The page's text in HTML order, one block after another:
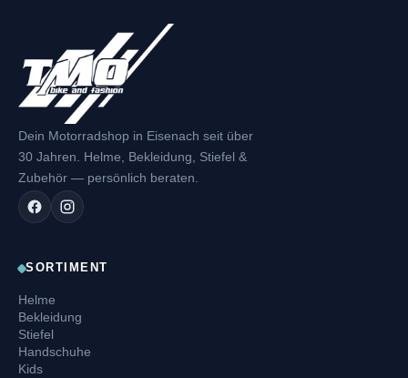
Dein Motorradshop in Eisenach seit über
30 Jahren. Helme, Bekleidung, Stiefel &
Zubehör — persönlich beraten.
SORTIMENT
Helme
Bekleidung
Stiefel
Handschuhe
Kids